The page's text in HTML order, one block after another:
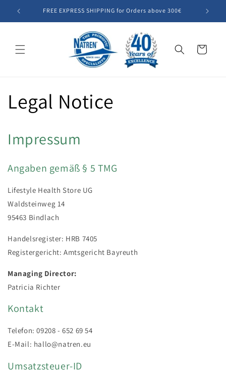
Skip to
content
FREE EXPRESS SHIPPING for Orders above 300€ Summer
Cart
Legal Notice
Impressum
Angaben gemäß § 5 TMG
Lifestyle Health Store UG
Waldsteinweg 14
95463 Bindlach
Handelsregister: HRB 7405
Registergericht: Amtsgericht Bayreuth
Managing Director:
Patricia Richter
Kontakt
Telefon: 09208 - 652 69 54
E-Mail: hallo@natren.eu
Umsatzsteuer-ID